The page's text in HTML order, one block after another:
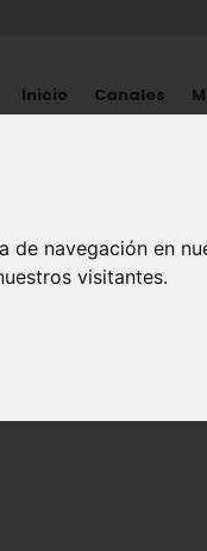
navegación en
visitantes.
Inicio Canales
HISTORIA